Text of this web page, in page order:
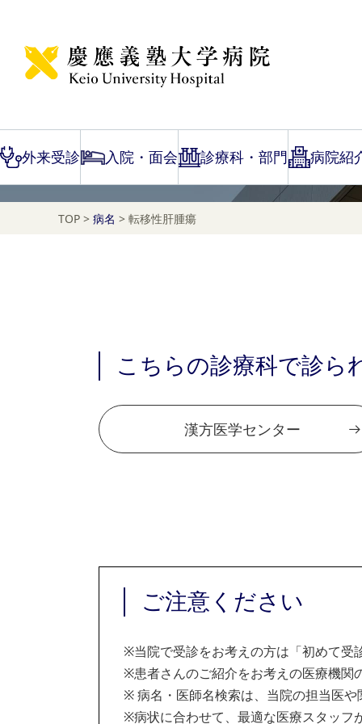
外来受診 入院・面会 診療科・部門 病院紹
Disease Name Search
TOP > 病名 > 転移性肝腫瘍
こちらの診療科で診ら
漢方医学センター
ご注意ください
※当院で受診をお考えの方は「初めて
※患者さんのご紹介をお考えの医療機
※病名・医師名検索は、当院の担当医
※病状に合わせて、最適な医療スタッフ